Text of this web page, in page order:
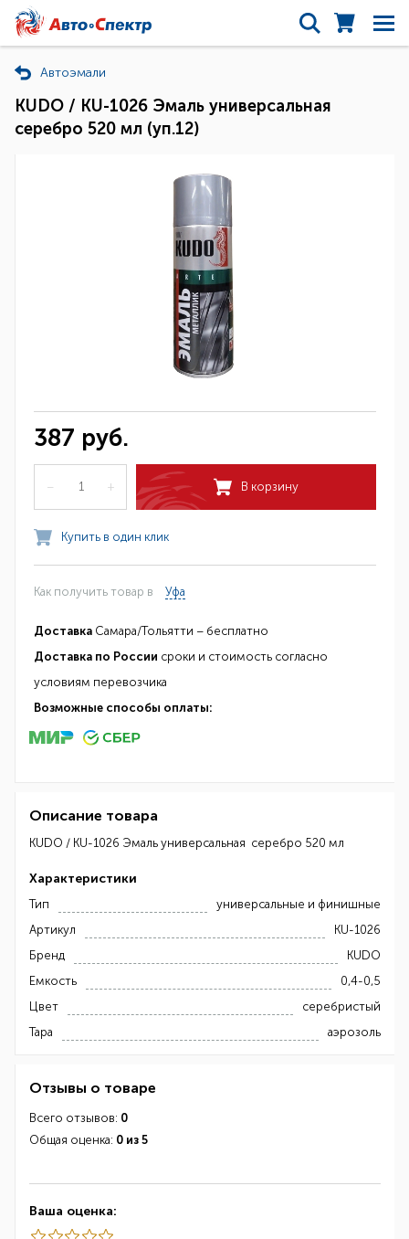
Автоэмали
KUDO / KU-1026 Эмаль универсальная
серебро 520 мл (уп.12)
387 руб.
– + В корзину
Купить в один клик
Как получить товар в Уфа
Доставка Самара/Тольятти – бесплатно
Доставка по России сроки и стоимость согласно
условиям перевозчика
Возможные способы оплаты:
Описание товара
KUDO / KU-1026 Эмаль универсальная серебро 520 мл
Характеристики
Тип
универсальные и финишные
Артикул
KU-1026
Бренд
KUDO
Емкость
0,4-0,5
Цвет
серебристый
Тара
аэрозоль
Отзывы о товаре
Всего отзывов: 0
Общая оценка: 0 из 5
Ваша оценка: